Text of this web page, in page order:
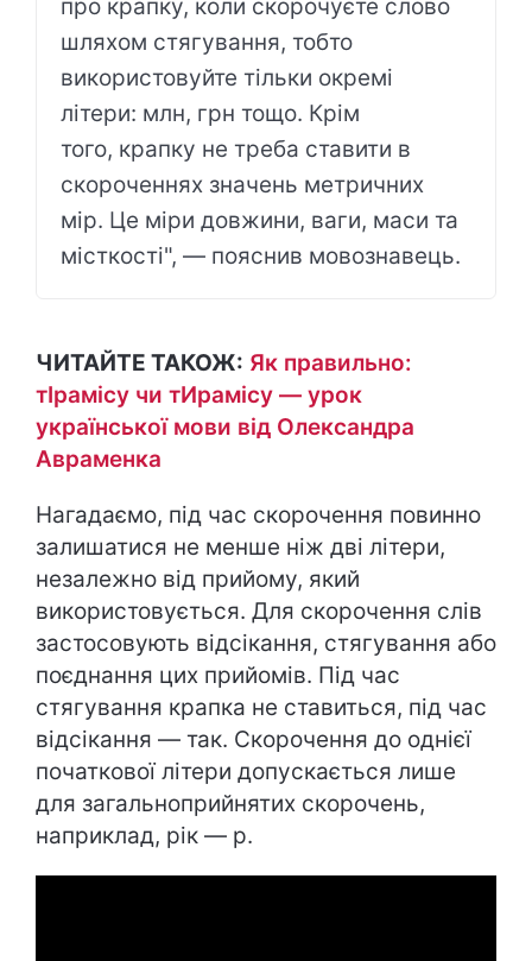
про крапку, коли скорочуєте слово
шляхом стягування, тобто
використовуйте тільки окремі
літери: млн, грн тощо. Крім
того, крапку не треба ставити в
скороченнях значень метричних
мір. Це міри довжини, ваги, маси та
місткості", — пояснив мовознавець.
ЧИТАЙТЕ ТАКОЖ: Як правильно:
тІрамісу чи тИрамісу — урок
української мови від Олександра
Авраменка
Нагадаємо, під час скорочення повинно
залишатися не менше ніж дві літери,
незалежно від прийому, який
використовується. Для скорочення слів
застосовують відсікання, стягування або
поєднання цих прийомів. Під час
стягування крапка не ставиться, під час
відсікання — так. Скорочення до однієї
початкової літери допускається лише
для загальноприйнятих скорочень,
наприклад, рік — р.